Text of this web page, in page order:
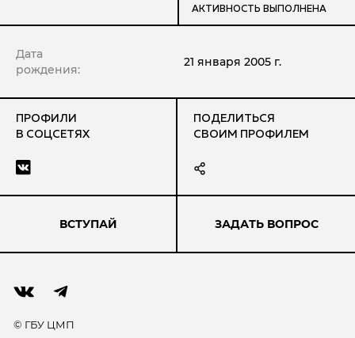
АКТИВНОСТЬ ВЫПОЛНЕНА
Дата
рождения:
21 января 2005 г.
ПРОФИЛИ
В СОЦСЕТЯХ
ПОДЕЛИТЬСЯ
СВОИМ ПРОФИЛЕМ
ВСТУПАЙ ЗАДАТЬ ВОПРОС
© ГБУ ЦМП